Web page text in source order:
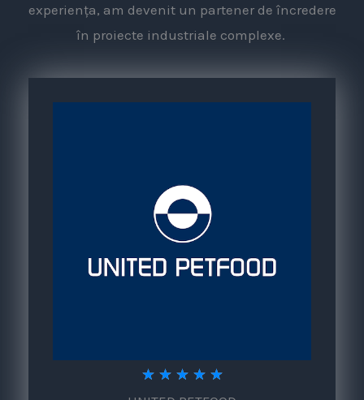
experiența, am devenit un partener de încredere
în proiecte industriale complexe.
★ ★ ★ ★ ★5